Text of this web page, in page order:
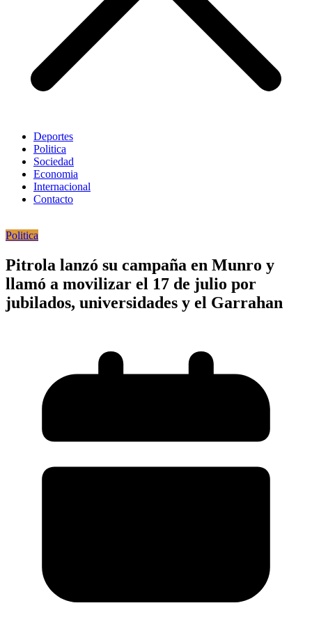
Deportes
Politica
Sociedad
Economia
Internacional
Contacto
Politica
Pitrola lanzó su campaña en Munro y
llamó a movilizar el 17 de julio por
jubilados, universidades y el Garrahan